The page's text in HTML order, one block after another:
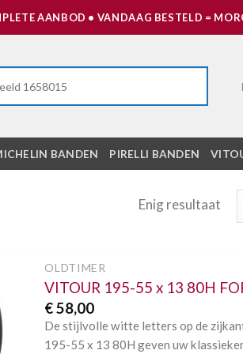
AANBOD • VANDAAG BESTELD =
BANDEN PIRELLI BANDEN
Enig resultaat
OLDTIMER
VITOUR 195-55 x 13 80H
€58,00
De stijlvolle witte letters op de
195-55 x 13 80H geven uw